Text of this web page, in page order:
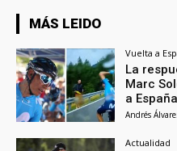
MÁS LEIDO
Vuelta a
La
Marc
a
Andrés
Actualidad